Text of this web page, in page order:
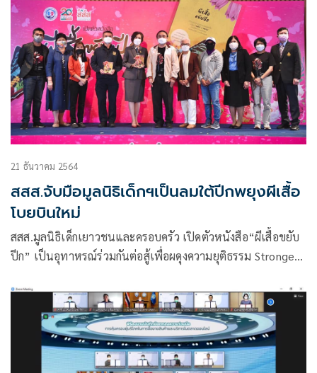
21 ธันวาคม 2564
สสส.จับมือมูลนิธิเด็กฯเป็นลมใต้ปีกพยุงผีเสื้อ
โบยบินใหม่
สสส.มูลนิธิเด็กเยาวชนและครอบครัว เปิดตัวหนังสือ“ผีเสื้อขยับ
ปีก” เป็นอุทาหรณ์ร่วมกันต่อสู้เพื่อผดุงความยุติธรรม Stronger